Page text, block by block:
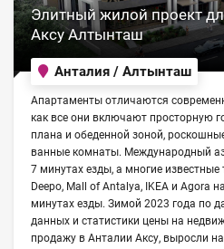
Элитный жилой проект
Аксу Алтынташ
Анталия / Алтынташ
Апартаменты отличаются
как все они включают просторную
плана и обеденной зоной,
ванные комнаты. Международный
7 минутах езды, а многие известные
Deepo, Mall of Antalya, IKEA и Agora
минутах езды. Зимой 2023 года по
данных и статистики цены на
продажу в Анталии Аксу, выросли на